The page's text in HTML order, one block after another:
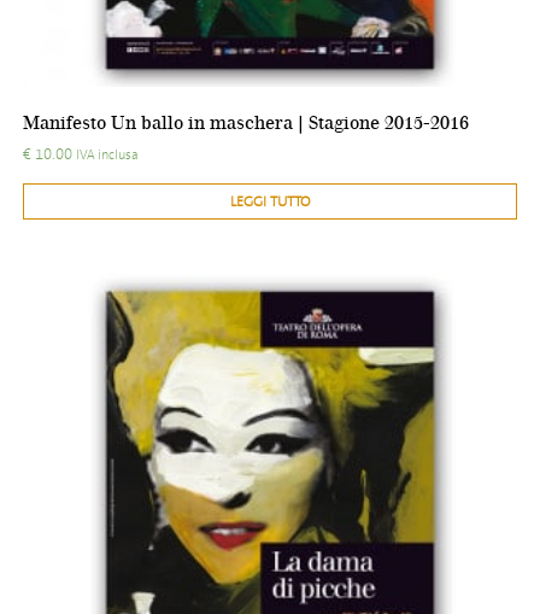
Manifesto Un ballo in maschera | Stagione 2015-2016
€10.00 IVA inclusa
LEGGI TUTTO